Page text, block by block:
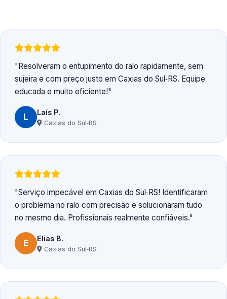
Resolveram o entupimento do ralo rapidamente, sem
sujeira e com preço justo em Caxias do Sul‑RS. Equipe
educada e muito eficiente!
L Laís P.
Caxias do Sul‑RS
Serviço impecável em Caxias do Sul‑RS! Identificaram
o problema no ralo com precisão e solucionaram tudo
no mesmo dia. Profissionais realmente confiáveis.
E Elias B.
Caxias do Sul‑RS